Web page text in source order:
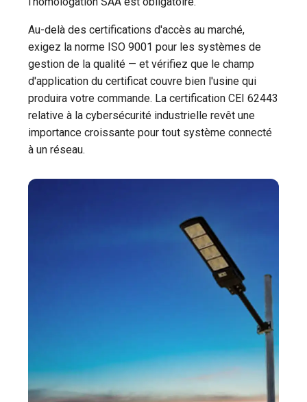
Au-delà des certifications d'accès au marché,
exigez la norme ISO 9001 pour les systèmes de
gestion de la qualité — et vérifiez que le champ
d'application du certificat couvre bien l'usine qui
produira votre commande. La certification CEI 62443
relative à la cybersécurité industrielle revêt une
importance croissante pour tout système connecté
à un réseau.